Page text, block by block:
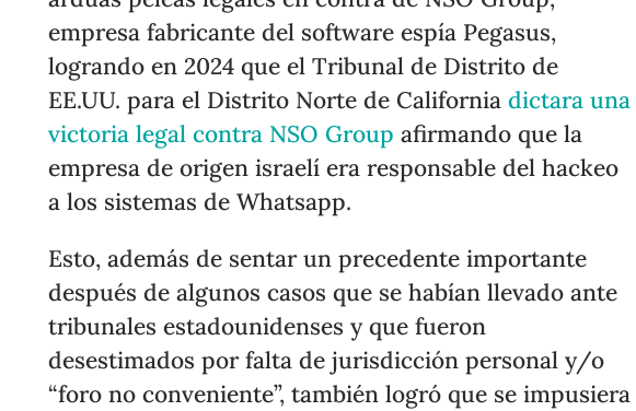
empresa fabricante del software espía Pegasus,
logrando en 2024 que el Tribunal de Distrito de
EE.UU. para el Distrito Norte de Californiadictara una
victoria legal contra NSO Group afirmando que la
empresa de origen israelí era responsable del hackeo
a los sistemas de Whatsapp.
Esto, además de sentar un precedente importante
después de algunos casos que se habían llevado ante
tribunales estadounidenses y que fueron
desestimados por falta de jurisdicción personal y/o
“foro no conveniente”, también logró que se impusiera